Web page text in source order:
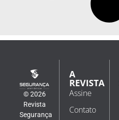
© 2026
Revista
Segurança
A
REVISTA
Assine
Contato